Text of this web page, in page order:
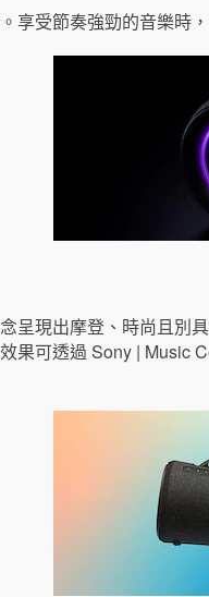
享受節奏強勁的音樂時
呈現出摩登、時尚且別
果可透過 Sony | Music